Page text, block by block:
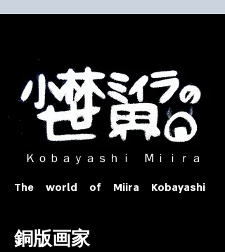
ｏｂａｙａｓｈｉ Ⅿｉｉｒａ​
The world of Miira Kobayashi
​銅版画家